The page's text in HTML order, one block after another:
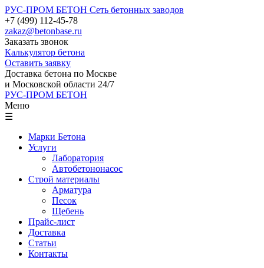
РУС-ПРОМ БЕТОН Сеть бетонных заводов
+7 (499) 112-45-78
zakaz@betonbase.ru
Заказать звонок
Калькулятор бетона
Оставить заявку
Доставка бетона по Москве
и Московской области 24/7
РУС-ПРОМ БЕТОН
Меню
☰
Марки Бетона
Услуги
Лаборатория
Автобетононасос
Строй материалы
Арматура
Песок
Щебень
Прайс-лист
Доставка
Статьи
Контакты